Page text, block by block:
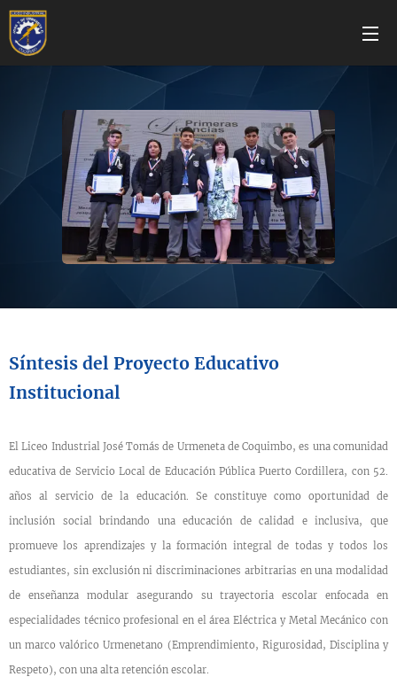
Síntesis del Proyecto Educativo
Institucional
El Liceo Industrial José Tomás de Urmeneta de Coquimbo, es una comunidad
educativa de Servicio Local de Educación Pública Puerto Cordillera, con 52.
años al servicio de la educación. Se constituye como oportunidad de
inclusión social brindando una educación de calidad e inclusiva, que
promueve los aprendizajes y la formación integral de todas y todos los
estudiantes, sin exclusión ni discriminaciones arbitrarias en una modalidad
de enseñanza modular asegurando su trayectoria escolar enfocada en
especialidades técnico profesional en el área Eléctrica y Metal Mecánico con
un marco valórico Urmenetano (Emprendimiento, Rigurosidad, Disciplina y
Respeto), con una alta retención escolar.